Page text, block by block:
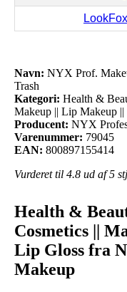
Navn: NYX Prof.
Trash
Kategori: Health &
Makeup || Lip Makeup
Producent: NYX
Varenummer: 79045
EAN: 800897155414
Vurderet til 4.8 ud af 5
Health &
Cosmetics ||
Lip Gloss fra
Makeup